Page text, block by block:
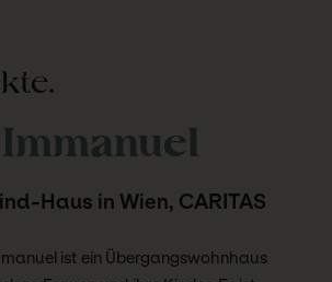
Haus in Wien, CARITAS
ist ein Übergangswohnhaus